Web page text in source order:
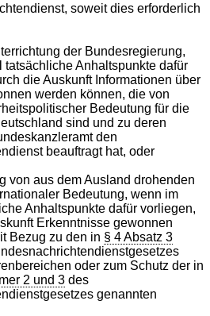
soweit dies erforderlich
der Bundesregierung,
Anhaltspunkte dafür
die Auskunft Informationen über
werden können, die von
Bedeutung für die
sind und zu deren
den
beauftragt hat, oder
von aus dem Ausland drohenden
Bedeutung, wenn im
Anhaltspunkte dafür vorliegen,
Erkenntnisse gewonnen
Bezug zu den in § 4 Absatz 3
oder zum Schutz der in
2 und 3des
genannten